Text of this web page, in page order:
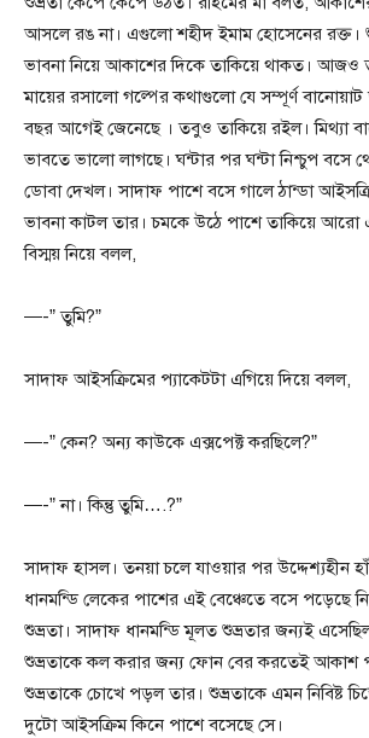
আসলে রঙ না। এগুলো শহীদ ইমাম হোসেনের রক্ত।
ভাবনা নিয়ে আকাশের দিকে তাকিয়ে থাকত। আজও
মায়ের রসালো গল্পের কথাগুলো যে সম্পূর্ণ
বছর আগেই জেনেছে । তবুও তাকিয়ে রইল। মিথ্যা
ভাবতে ভালো লাগছে। ঘন্টার পর ঘন্টা নিশ্চুপ বসে
ডোবা দেখল। সাদাফ পাশে বসে গালে ঠান্ডা
ভাবনা কাটল তার। চমকে উঠে পাশে তাকিয়ে
বিস্ময় নিয়ে বলল,
—-” তুমি?”
সাদাফ আইসক্রিমের প্যাকেটটা এগিয়ে দিয়ে বলল,
—-” কেন? অন্য কাউকে এক্সপেক্ট করছিলে?”
—-” না। কিন্তু তুমি….?”
সাদাফ হাসল। তনয়া চলে যাওয়ার পর উদ্দেশ্যহীন
ধানমন্ডি লেকের পাশের এই বেঞ্চেতে বসে পড়েছে
শুভ্রতা। সাদাফ ধানমন্ডি মূলত শুভ্রতার জন্যই
শুভ্রতাকে কল করার জন্য ফোন বের করতেই আকাশ
শুভ্রতাকে চোখে পড়ল তার। শুভ্রতাকে এমন নিবিষ্ট
দুটো আইসক্রিম কিনে পাশে বসেছে সে।